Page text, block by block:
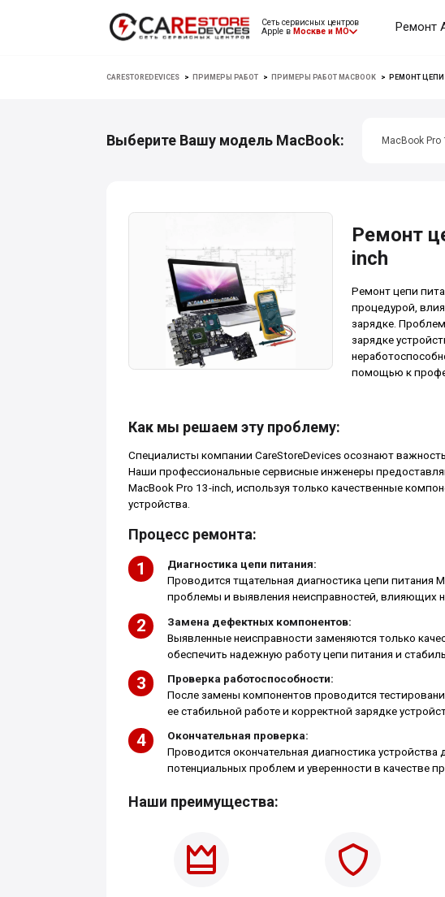
Сеть сервисных центров
Apple в Москве и МО Ремонт
CARESTOREDEVICES > ПРИМЕРЫ РАБОТ > ПРИМЕРЫ РАБОТ MACBOOK > РЕМОНТ ЦЕПИ
Выберите Вашу модель MacBook: MacBook Pro
Ремонт
inch
Ремонт цепи
процедурой,
зарядке.
зарядке
помощью к
Как мы решаем эту проблему:
Специалисты компании CareStoreDevices осознают
Наши профессиональные сервисные инженеры
MacBook Pro 13-inch, используя только качественные
устройства.
Процесс ремонта:
Диагностика цепи питания:
Проводится тщательная диагностика цепи питания
проблемы и выявления неисправностей, влияющих
Замена дефектных компонентов:
Выявленные неисправности заменяются только
обеспечить надежную работу цепи питания и
Проверка работоспособности:
После замены компонентов проводится
ее стабильной работе и корректной зарядке
Окончательная проверка:
Проводится окончательная диагностика
потенциальных проблем и уверенности в качестве
Наши преимущества: